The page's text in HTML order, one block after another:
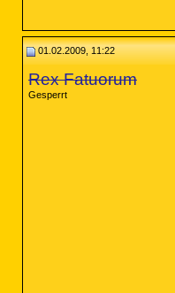
01.02.2009, 11:22
Rex Fatuorum
Gesperrt